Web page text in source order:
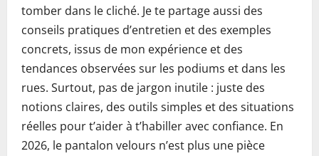
tomber dans le cliché. Je te partage aussi des
conseils pratiques d’entretien et des exemples
concrets, issus de mon expérience et des
tendances observées sur les podiums et dans les
rues. Surtout, pas de jargon inutile : juste des
notions claires, des outils simples et des situations
réelles pour t’aider à t’habiller avec confiance. En
2026, le pantalon velours n’est plus une pièce